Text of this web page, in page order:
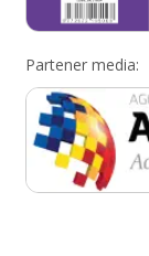
Partener media: